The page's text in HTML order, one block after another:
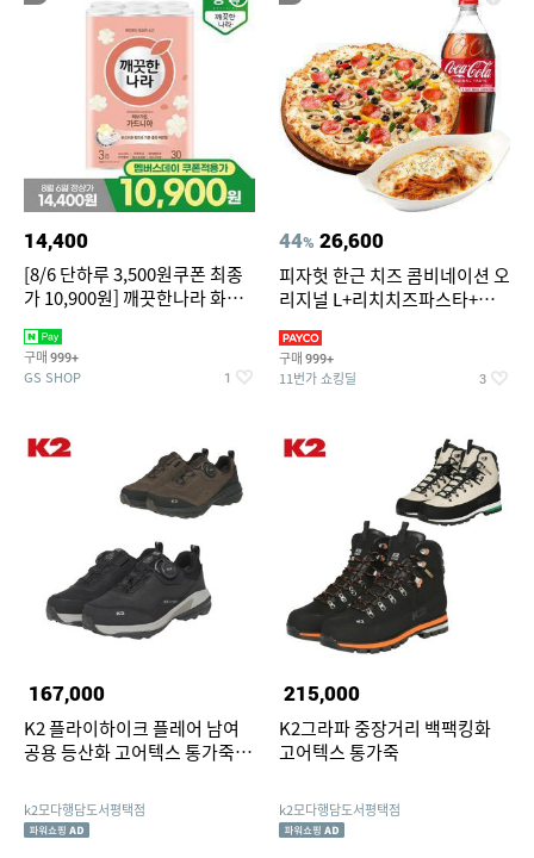
14,400
[8/6 단하루 3,500원쿠폰 최종
가 10,900원] 깨끗한나라 화장
롤
구매 999+
GS SHOP 1
44% 26,600
피자헛 한근 치즈 콤비네이션 오
리지널 L+리치치즈파스타+콜
구매 999+
11번가 쇼킹딜 3
167,000
K2 플라이하이크 플레어 남여
공용 등산화 고어텍스 통가죽 하
k2모다행담도서평택점
215,000
K2그라파 중장거리 백팩킹화
고어텍스 통가죽
k2모다행담도서평택점